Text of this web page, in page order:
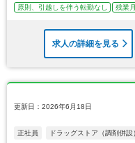
原則、引越しを伴う転勤なし 残業
求人の詳細を見る
更新日：2026年6月18日
正社員 ドラッグストア（調剤併設